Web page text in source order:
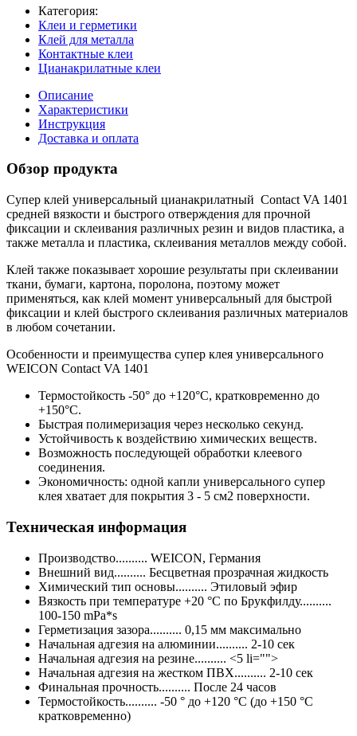
Категория:
Клеи и герметики
Клей для металла
Контактные клеи
Цианакрилатные клеи
Описание
Характеристики
Инструкция
Доставка и оплата
Обзор продукта
Супер клей универсальный цианакрилатный Contact VA 1401
средней вязкости и быстрого отверждения для прочной
фиксации и склеивания различных резин и видов пластика, а
также металла и пластика, склеивания металлов между собой.
Клей также показывает хорошие результаты при склеивании
ткани, бумаги, картона, поролона, поэтому может
применяться, как клей момент универсальный для быстрой
фиксации и клей быстрого склеивания различных материалов
в любом сочетании.
Особенности и преимущества супер клея универсального
WEICON Contact VA 1401
Термостойкость -50° до +120°С, кратковременно до
+150°С.
Быстрая полимеризация через несколько секунд.
Устойчивость к воздействию химических веществ.
Возможность последующей обработки клеевого
соединения.
Экономичность: одной капли универсального супер
клея хватает для покрытия 3 - 5 см2 поверхности.
Техническая информация
Производство.......... WEICON, Германия
Внешний вид.......... Бесцветная прозрачная жидкость
Химический тип основы.......... Этиловый эфир
Вязкость при температуре +20 °С по Брукфилду..........
100-150 mPa*s
Герметизация зазора.......... 0,15 мм максимально
Начальная адгезия на алюминии.......... 2-10 сек
Начальная адгезия на резине.......... <5 li="">
Начальная адгезия на жестком ПВХ.......... 2-10 сек
Финальная прочность.......... После 24 часов
Термостойкость.......... -50 ° до +120 °С (до +150 °С
кратковременно)